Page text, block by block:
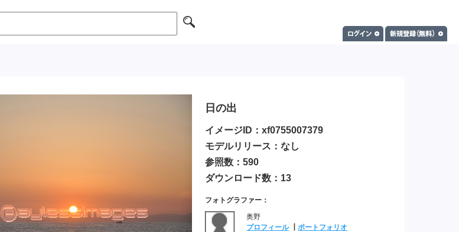
日の出
イメージID：xf0755007379
モデルリリース：なし
参照数：590
ダウンロード数：13
フォトグラファー：
奥野
プロフィール┃ポートフォリオ